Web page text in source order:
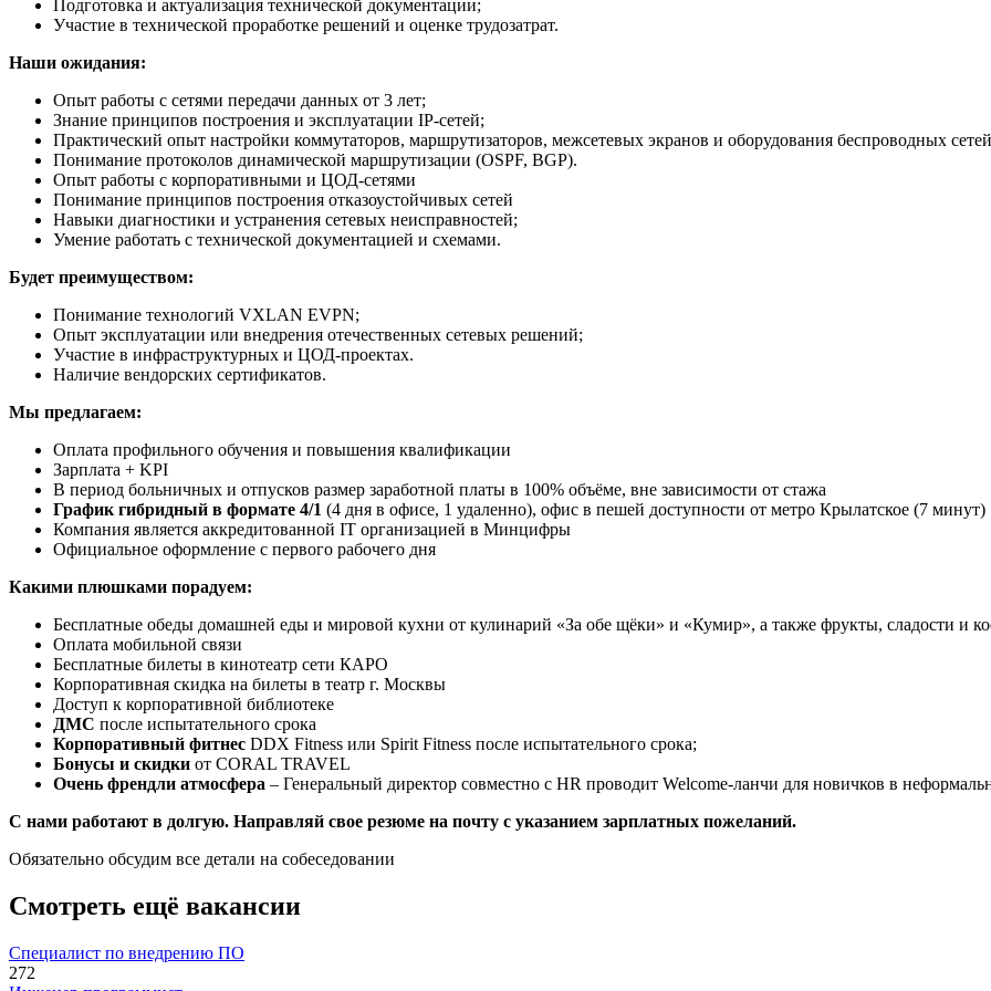
Подготовка и актуализация технической документации;
Участие в технической проработке решений и оценке трудозатрат.
Наши ожидания:
Опыт работы с сетями передачи данных от 3 лет;
Знание принципов построения и эксплуатации IP-сетей;
Практический опыт настройки коммутаторов, маршрутизаторов, межсетевых экранов и оборудования беспроводных
Понимание протоколов динамической маршрутизации (OSPF, BGP).
Опыт работы с корпоративными и ЦОД-сетями
Понимание принципов построения отказоустойчивых сетей
Навыки диагностики и устранения сетевых неисправностей;
Умение работать с технической документацией и схемами.
Будет преимуществом:
Понимание технологий VXLAN EVPN;
Опыт эксплуатации или внедрения отечественных сетевых решений;
Участие в инфраструктурных и ЦОД-проектах.
Наличие вендорских сертификатов.
Мы предлагаем:
Оплата профильного обучения и повышения квалификации
Зарплата + KPI
В период больничных и отпусков размер заработной платы в 100% объёме, вне зависимости от стажа
График гибридный в формате 4/1 (4 дня в офисе, 1 удаленно), офис в пешей доступности от метро Крылатское (7 минут)
Компания является аккредитованной IT организацией в Минцифры
Официальное оформление с первого рабочего дня
Какими плюшками порадуем:
Бесплатные обеды домашней еды и мировой кухни от кулинарий «За обе щёки» и «Кумир», а также фрукты, сладости и
Оплата мобильной связи
Бесплатные билеты в кинотеатр сети КАРО
Корпоративная скидка на билеты в театр г. Москвы
Доступ к корпоративной библиотеке
ДМС после испытательного срока
Корпоративный фитнес DDX Fitness или Spirit Fitness после испытательного срока;
Бонусы и скидки от CORAL TRAVEL
Очень френдли атмосфера – Генеральный директор совместно с HR проводит Welcome-ланчи для новичков в
С нами работают в долгую. Направляй свое резюме на почту с указанием зарплатных пожеланий.
Обязательно обсудим все детали на собеседовании
Смотреть ещё вакансии
Специалист по внедрению ПО
272